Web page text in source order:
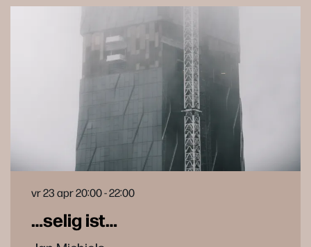
…selig ist…
vr 23 apr20:00 - 22:00